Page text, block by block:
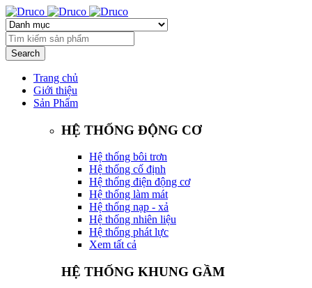
Trang chủ
Giới thiệu
Sản Phẩm
HỆ THỐNG ĐỘNG CƠ
Hệ thống bôi trơn
Hệ thống cố định
Hệ thống điện động cơ
Hệ thống làm mát
Hệ thống nạp - xả
Hệ thống nhiên liệu
Hệ thống phát lực
Xem tất cả
HỆ THỐNG KHUNG GẦM